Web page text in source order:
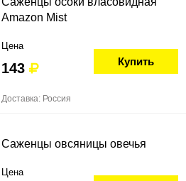
Amazon Mist
Цена
143 Купить
Доставка: Россия
Саженцы овсяницы овечья
Цена